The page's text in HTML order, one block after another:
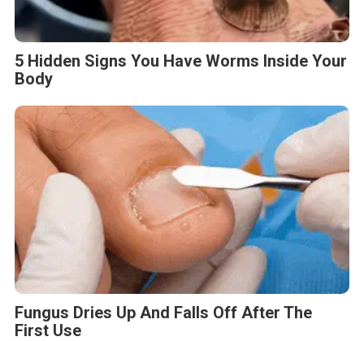
5 Hidden Signs You Have Worms Inside Your
Body
Fungus Dries Up And Falls Off After The
First Use